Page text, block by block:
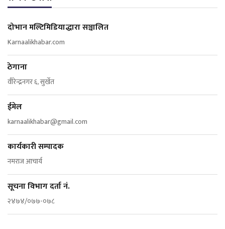
दोभान मल्टिमिडियाद्धारा सञ्चालित
Karnaalikhabar.com
ठेगाना
वीरेन्द्रनगर ६, सुर्खेत
ईमेल
karnaalikhabar@gmail.com
कार्यकारी सम्पादक
नमराज आचार्य
सूचना विभाग दर्ता नं.
२४७४/०७७-०७८